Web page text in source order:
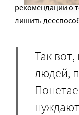
рекомендации о
лишить
Так
людей,